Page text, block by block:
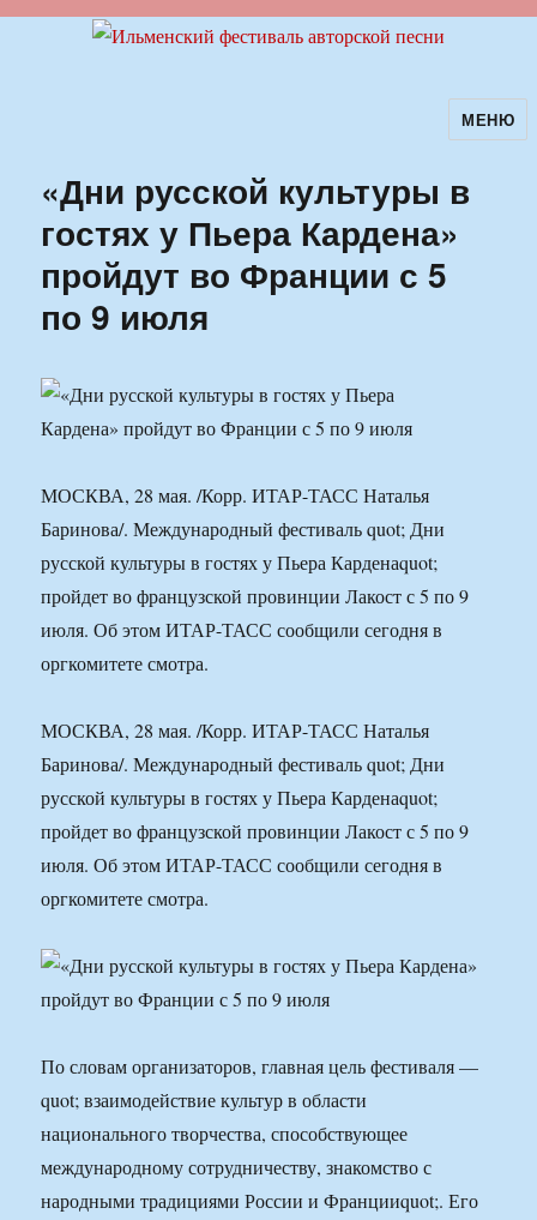
Ильменский фестиваль авторскойМЕНЮ
«Дни русской культуры в
гостях у Пьера Кардена»
пройдут во Франции с 5
по 9 июля
МОСКВА, 28 мая. /Корр. ИТАР-ТАСС Наталья
Баринова/. Международный фестиваль quot; Дни
русской культуры в гостях у Пьера Карденаquot;
пройдет во французской провинции Лакост с 5 по 9
июля. Об этом ИТАР-ТАСС сообщили сегодня в
оргкомитете смотра.
МОСКВА, 28 мая. /Корр. ИТАР-ТАСС Наталья
Баринова/. Международный фестиваль quot; Дни
русской культуры в гостях у Пьера Карденаquot;
пройдет во французской провинции Лакост с 5 по 9
июля. Об этом ИТАР-ТАСС сообщили сегодня в
оргкомитете смотра.
По словам организаторов, главная цель фестиваля —
quot; взаимодействие культур в области
национального творчества, способствующее
международному сотрудничеству, знакомство с
народными традициями России и Францииquot;. Его